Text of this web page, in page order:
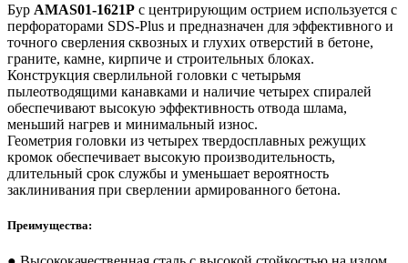
Бур AMAS01-1621P с центрирующим острием используется с
перфораторами SDS-Plus и предназначен для эффективного и
точного сверления сквозных и глухих отверстий в бетоне,
граните, камне, кирпиче и строительных блоках.
Конструкция сверлильной головки с четырьмя
пылеотводящими канавками и наличие четырех спиралей
обеспечивают высокую эффективность отвода шлама,
меньший нагрев и минимальный износ.
Геометрия головки из четырех твердосплавных режущих
кромок обеспечивает высокую производительность,
длительный срок службы и уменьшает вероятность
заклинивания при сверлении армированного бетона.
Преимущества: